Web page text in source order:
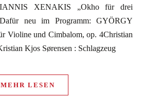
neu im Programm: GYÖRGY
Violine und Cimbalom, op. 4Christian
Kjos Sørensen : Schlagzeug
MEHR LESEN